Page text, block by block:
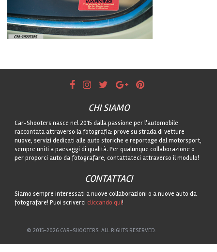
CHI SIAMO
Car-Shooters nasce nel 2015 dalla passione per l'automobile
raccontata attraverso la fotografia: prove su strada di vetture
nuove, servizi dedicati alle auto storiche e reportage dal motorsport,
sempre uniti a paesaggi di qualità. Per qualunque collaborazione o
per proporci auto da fotografare, contattateci attraverso il modulo!
CONTATTACI
Siamo sempre interessati a nuove collaborazioni o a nuove auto da
fotografare! Puoi scriverci cliccando qui!
© 2015-2026 CAR-SHOOTERS. ALL RIGHTS RESERVED.